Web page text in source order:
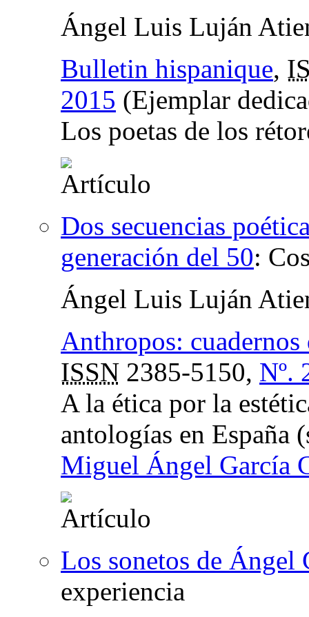
Ángel Luis Luján
Bulletin hispanique,
2015 (Ejemplar
Los poetas de los
Dos secuencias
generación del 50:
Ángel Luis Luján
Anthropos:
ISSN 2385-5150, Nº.
A la ética por la
antologías en
Miguel Ángel García
Los sonetos de Ángel
experiencia